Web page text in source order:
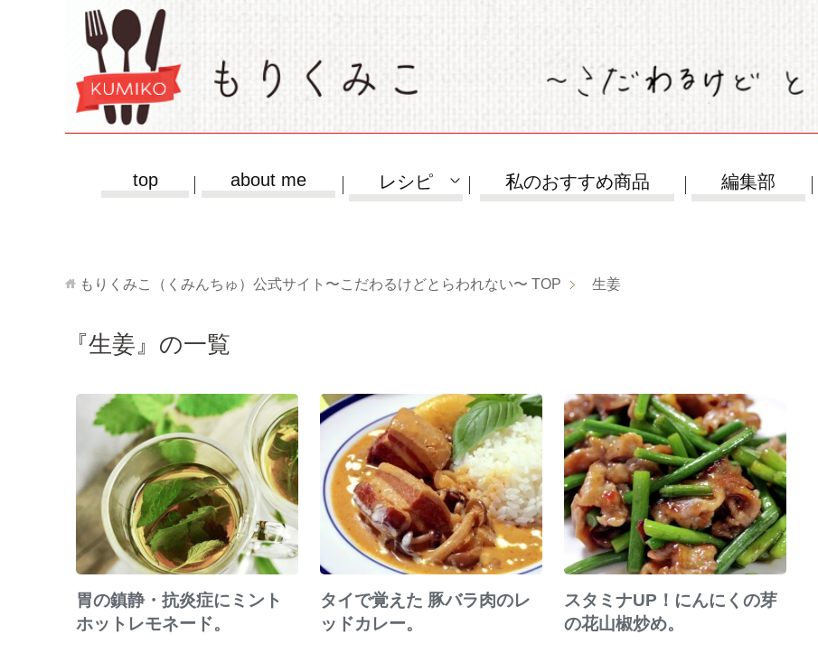
top about me レシピ 私のおすすめ商品 編集部
もりくみこ（くみんちゅ）公式サイト〜こだわるけどとらわれない〜 TOP 生姜
『生姜』の一覧
胃の鎮静・抗炎症にミント
ホットレモネード。
タイで覚えた 豚バラ肉のレ
ッドカレー。
スタミナUP！にんにくの芽
の花山椒炒め。